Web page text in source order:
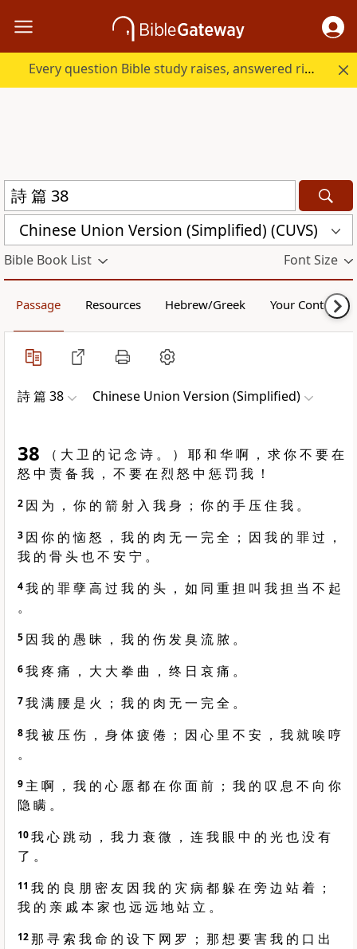
Every question Bible study raises, answered right here.
Chinese Union Version (Simplified) (CUVS)
Bible Book List Font Size
Passage Resources Hebrew/Greek Your Content
詩 篇 38 Chinese Union Version (Simplified)
38
（ 大 卫 的 记 念 诗 。 ） 耶 和 华 啊 ， 求 你 不 要 在
怒 中 责 备 我 ， 不 要 在 烈 怒 中 惩 罚 我 ！
2 因 为 ， 你 的 箭 射 入 我 身 ； 你 的 手 压 住 我 。
3 因 你 的 恼 怒 ， 我 的 肉 无 一 完 全 ； 因 我 的 罪 过 ，
我 的 骨 头 也 不 安 宁 。
4我 的 罪 孽 高 过 我 的 头 ， 如 同 重 担 叫 我 担 当 不 起
。
5 因 我 的 愚 昧 ， 我 的 伤 发 臭 流 脓 。
6我 疼 痛 ， 大 大 拳 曲 ， 终 日 哀 痛 。
7我 满 腰 是 火 ； 我 的 肉 无 一 完 全 。
8我 被 压 伤 ， 身 体 疲 倦 ； 因 心 里 不 安 ， 我 就 唉 哼
。
9 主 啊 ， 我 的 心 愿 都 在 你 面 前 ； 我 的 叹 息 不 向 你
隐 瞒 。
10我 心 跳 动 ， 我 力 衰 微 ， 连 我 眼 中 的 光 也 没 有
了 。
11 我 的 良 朋 密 友 因 我 的 灾 病 都 躲 在 旁 边 站 着 ；
我 的 亲 戚 本 家 也 远 远 地 站 立 。
12那 寻 索 我 命 的 设 下 网 罗 ； 那 想 要 害 我 的 口 出